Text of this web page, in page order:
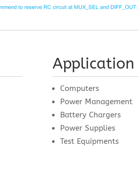
Application
Computers
Power Management
Battery Chargers
Power Supplies
Test Equipments